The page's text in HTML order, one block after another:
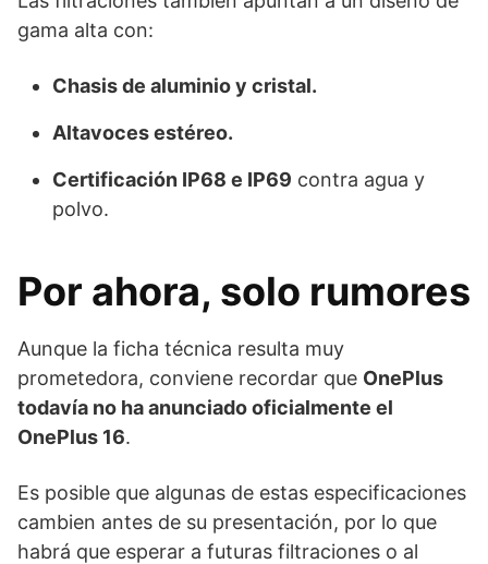
gama alta con:
Chasis de aluminio y cristal.
Altavoces estéreo.
Certificación IP68 e IP69 contra agua y
polvo.
Por ahora, solo rumores
Aunque la ficha técnica resulta muy
prometedora, conviene recordar que OnePlus
todavía no ha anunciado oficialmente el
OnePlus 16.
Es posible que algunas de estas especificaciones
cambien antes de su presentación, por lo que
habrá que esperar a futuras filtraciones o al